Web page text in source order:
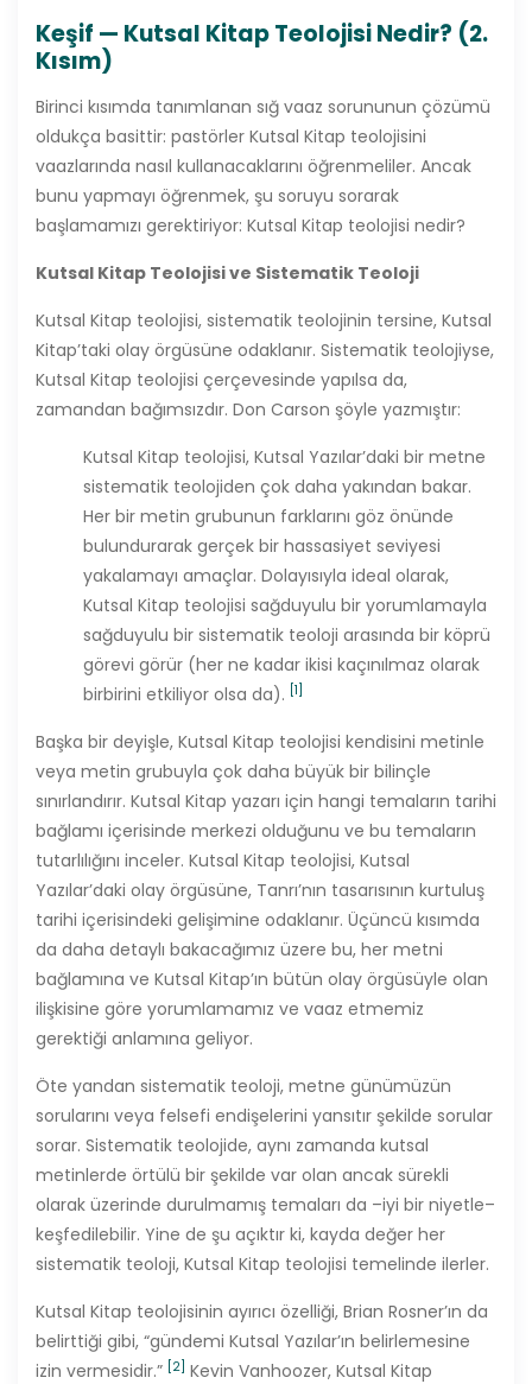
Keşif — Kutsal Kitap Teolojisi Nedir? (2.
Kısım)
Birinci kısımda tanımlanan sığ vaaz sorununun çözümü
oldukça basittir: pastörler Kutsal Kitap teolojisini
vaazlarında nasıl kullanacaklarını öğrenmeliler. Ancak
bunu yapmayı öğrenmek, şu soruyu sorarak
başlamamızı gerektiriyor: Kutsal Kitap teolojisi nedir?
Kutsal Kitap Teolojisi ve Sistematik Teoloji
Kutsal Kitap teolojisi, sistematik teolojinin tersine, Kutsal
Kitap’taki olay örgüsüne odaklanır. Sistematik teolojiyse,
Kutsal Kitap teolojisi çerçevesinde yapılsa da,
zamandan bağımsızdır. Don Carson şöyle yazmıştır:
Kutsal Kitap teolojisi, Kutsal Yazılar’daki bir metne
sistematik teolojiden çok daha yakından bakar.
Her bir metin grubunun farklarını göz önünde
bulundurarak gerçek bir hassasiyet seviyesi
yakalamayı amaçlar. Dolayısıyla ideal olarak,
Kutsal Kitap teolojisi sağduyulu bir yorumlamayla
sağduyulu bir sistematik teoloji arasında bir köprü
görevi görür (her ne kadar ikisi kaçınılmaz olarak
birbirini etkiliyor olsa da). [1]
Başka bir deyişle, Kutsal Kitap teolojisi kendisini metinle
veya metin grubuyla çok daha büyük bir bilinçle
sınırlandırır. Kutsal Kitap yazarı için hangi temaların tarihi
bağlamı içerisinde merkezi olduğunu ve bu temaların
tutarlılığını inceler. Kutsal Kitap teolojisi, Kutsal
Yazılar’daki olay örgüsüne, Tanrı’nın tasarısının kurtuluş
tarihi içerisindeki gelişimine odaklanır. Üçüncü kısımda
da daha detaylı bakacağımız üzere bu, her metni
bağlamına ve Kutsal Kitap’ın bütün olay örgüsüyle olan
ilişkisine göre yorumlamamız ve vaaz etmemiz
gerektiği anlamına geliyor.
Öte yandan sistematik teoloji, metne günümüzün
sorularını veya felsefi endişelerini yansıtır şekilde sorular
sorar. Sistematik teolojide, aynı zamanda kutsal
metinlerde örtülü bir şekilde var olan ancak sürekli
olarak üzerinde durulmamış temaları da –iyi bir niyetle–
keşfedilebilir. Yine de şu açıktır ki, kayda değer her
sistematik teoloji, Kutsal Kitap teolojisi temelinde ilerler.
Kutsal Kitap teolojisinin ayırıcı özelliği, Brian Rosner’ın da
belirttiği gibi, “gündemi Kutsal Yazılar’ın belirlemesine
izin vermesidir.” [2] Kevin Vanhoozer, Kutsal Kitap